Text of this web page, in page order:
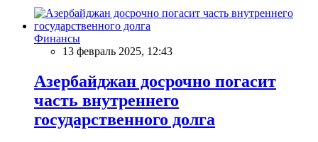
Финансы
13 февраль 2025, 12:43
Азербайджан досрочно погасит
часть внутреннего
государственного долга